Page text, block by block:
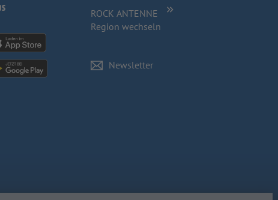
ROCK ANTENNE
Region wechseln
Newsletter